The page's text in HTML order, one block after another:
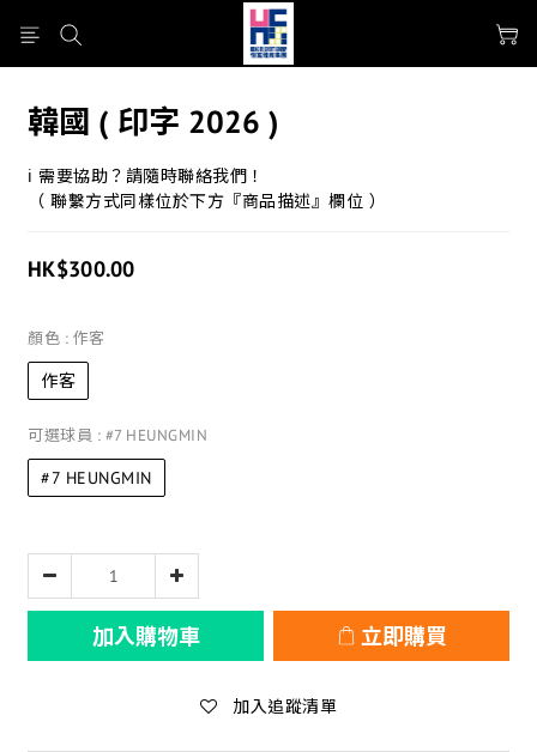
韓國 ( 印字 2026 )
ℹ 需要協助？請隨時聯絡我們！
（ 聯繫方式同樣位於下方『商品描述』欄位 ）
HK$300.00
顏色 : 作客
作客
可選球員 : #7 HEUNGMIN
#7 HEUNGMIN
加入購物車 立即購買
加入追蹤清單